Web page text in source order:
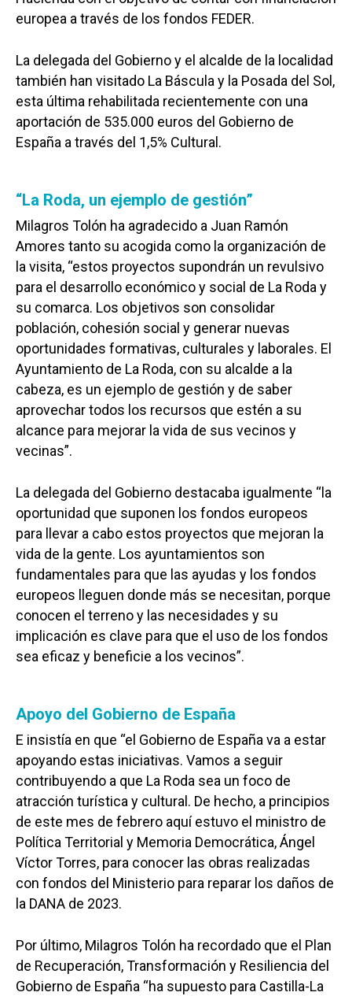
europea a través de los fondos FEDER.
La delegada del Gobierno y el alcalde de la localidad
también han visitado La Báscula y la Posada del Sol,
esta última rehabilitada recientemente con una
aportación de 535.000 euros del Gobierno de
España a través del 1,5% Cultural.
“La Roda, un ejemplo de gestión”
Milagros Tolón ha agradecido a Juan Ramón
Amores tanto su acogida como la organización de
la visita, “estos proyectos supondrán un revulsivo
para el desarrollo económico y social de La Roda y
su comarca. Los objetivos son consolidar
población, cohesión social y generar nuevas
oportunidades formativas, culturales y laborales. El
Ayuntamiento de La Roda, con su alcalde a la
cabeza, es un ejemplo de gestión y de saber
aprovechar todos los recursos que estén a su
alcance para mejorar la vida de sus vecinos y
vecinas”.
La delegada del Gobierno destacaba igualmente “la
oportunidad que suponen los fondos europeos
para llevar a cabo estos proyectos que mejoran la
vida de la gente. Los ayuntamientos son
fundamentales para que las ayudas y los fondos
europeos lleguen donde más se necesitan, porque
conocen el terreno y las necesidades y su
implicación es clave para que el uso de los fondos
sea eficaz y beneficie a los vecinos”.
Apoyo del Gobierno de España
E insistía en que “el Gobierno de España va a estar
apoyando estas iniciativas. Vamos a seguir
contribuyendo a que La Roda sea un foco de
atracción turística y cultural. De hecho, a principios
de este mes de febrero aquí estuvo el ministro de
Política Territorial y Memoria Democrática, Ángel
Víctor Torres, para conocer las obras realizadas
con fondos del Ministerio para reparar los daños de
la DANA de 2023.
Por último, Milagros Tolón ha recordado que el Plan
de Recuperación, Transformación y Resiliencia del
Gobierno de España “ha supuesto para Castilla-La